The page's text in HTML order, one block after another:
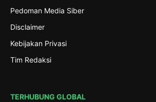
Pedoman Media Siber
Disclaimer
Kebijakan Privasi
Tim Redaksi
TERHUBUNG GLOBAL